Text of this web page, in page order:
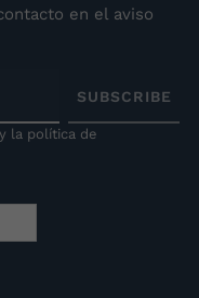
en el aviso
SUBSCRIBE
la política de